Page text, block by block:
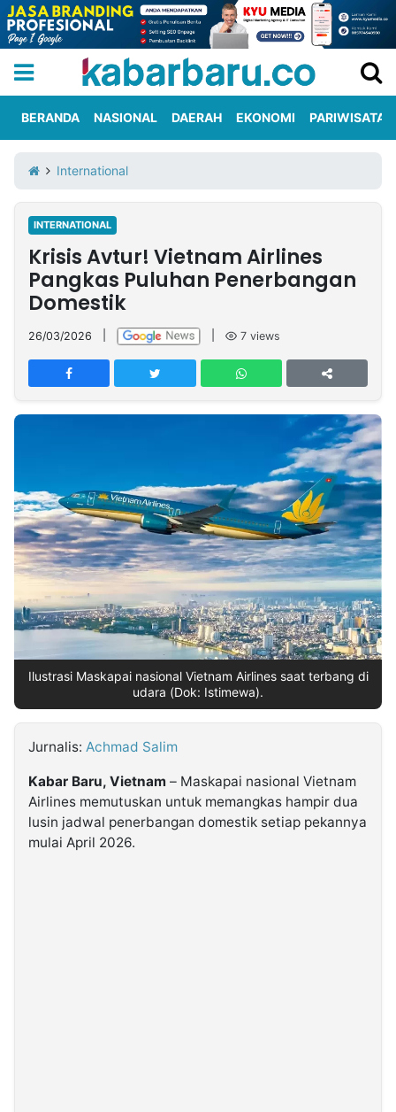
Iklan
Berita
Kami
Nasional
International
Olahraga
Entertainment
Daerah
Pariwisata
Kuliner
Kolom
Network
PT
TREETAN
INDONESIA
Insight
NTB
Suara
Time
Lens
IDN
Daily
Jogja
Jalan
Rakyat
Idealita
News
Kita
Notice
Dinamikapost.com
Radar
Baru
Seedbacklink
Kabarbaru
Kabarbaru.co
BERANDA NASIONAL DAERAH EKONOMI PARIWISATA
International
INTERNATIONAL
Krisis Avtur! Vietnam Airlines
Pangkas Puluhan Penerbangan
Domestik
26/03/2026 7 views
Ilustrasi Maskapai nasional Vietnam Airlines saat terbang di
udara (Dok: Istimewa).
Jurnalis: Achmad Salim
Kabar Baru, Vietnam – Maskapai nasional Vietnam
Airlines memutuskan untuk memangkas hampir dua
lusin jadwal penerbangan domestik setiap pekannya
mulai April 2026.